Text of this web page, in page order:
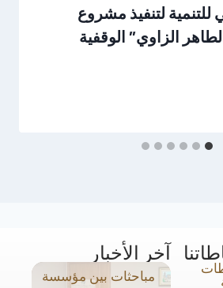
للتنمية لتنفيذ مشروع
الزاوي” الوقفية
آخر الأخبار
مباحثات بين مؤسسة